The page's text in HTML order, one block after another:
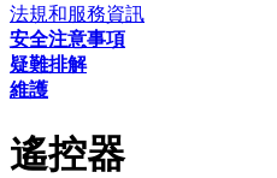
法規和服務資訊
安全注意事項
疑難排解
維護
遙控器